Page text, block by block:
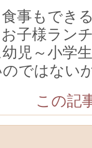
事もでき
子様ラン
児～小学
ではない
この記